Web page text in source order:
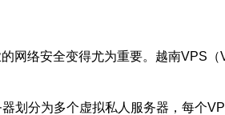
网络安全变得尤为重要。越南VPS
划分为多个虚拟私人服务器，每个